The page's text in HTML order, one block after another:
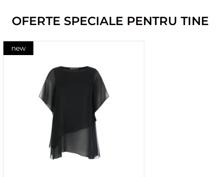
OFERTE SPECIALE PENTRU TINE
new